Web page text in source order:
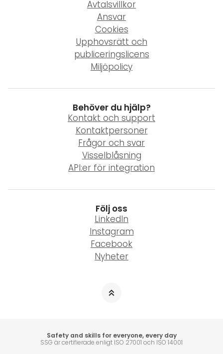
Avtalsvillkor
Ansvar
Cookies
Upphovsrätt och
publiceringslicens
Miljöpolicy
Behöver du hjälp?
Kontakt och support
Kontaktpersoner
Frågor och svar
Visselblåsning
API:er för integration
Följ oss
LinkedIn
Instagram
Facebook
Nyheter
Safety and skills for everyone, every day
SSG är certifierade enligt ISO 27001 och ISO 14001